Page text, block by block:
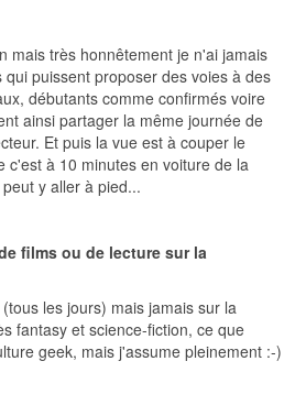
mais très honnêtement je n'ai jamais
puissent proposer des voies à des
débutants comme confirmés voire
ainsi partager la même journée de
Et puis la vue est à couper le
c'est à 10 minutes en voiture de la
y aller à pied...
films ou de lecture sur la
les jours) mais jamais sur la
fantasy et science-fiction, ce que
geek, mais j'assume pleinement :-)